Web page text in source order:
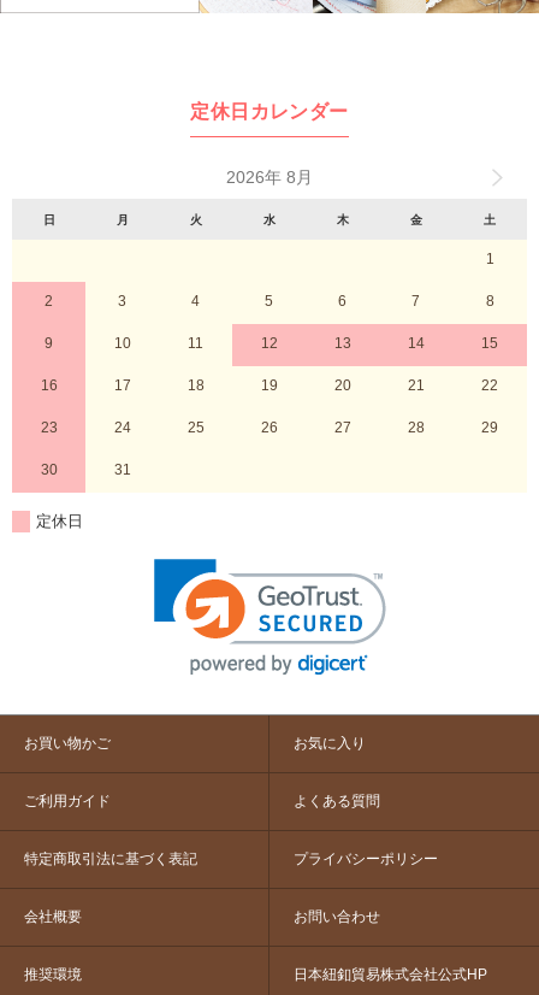
定休日カレンダー
2026年 8月
日 月 火 水 木 金 土
1
2 3 4 5 6 7 8
9 10 11 12 13 14 15
16 17 18 19 20 21 22
23 24 25 26 27 28 29
30 31
定休日
お買い物かご お気に入り
ご利用ガイド よくある質問
特定商取引法に基づく表記 プライバシーポリシー
会社概要 お問い合わせ
推奨環境 日本紐釦貿易株式会社公式HP